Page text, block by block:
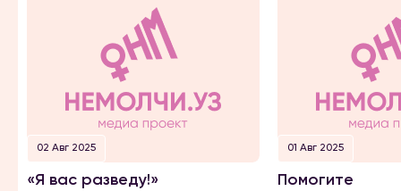
02 Авг 2025
«Я вас разведу!»
01 Авг 2025
Помогите